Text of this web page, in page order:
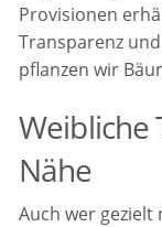
Provisionen
Transparenz
pflanzen wir
Weibliche
Nähe
Auch wer